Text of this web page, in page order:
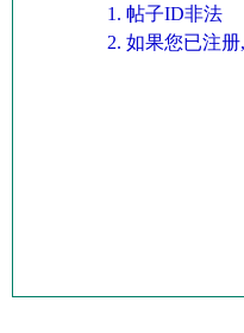
帖子ID非法
如果您已注